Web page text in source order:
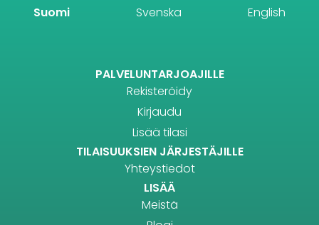
Suomi Svenska English
PALVELUNTARJOAJILLE
Rekisteröidy
Kirjaudu
Lisää tilasi
TILAISUUKSIEN JÄRJESTÄJILLE
Yhteystiedot
LISÄÄ
Meistä